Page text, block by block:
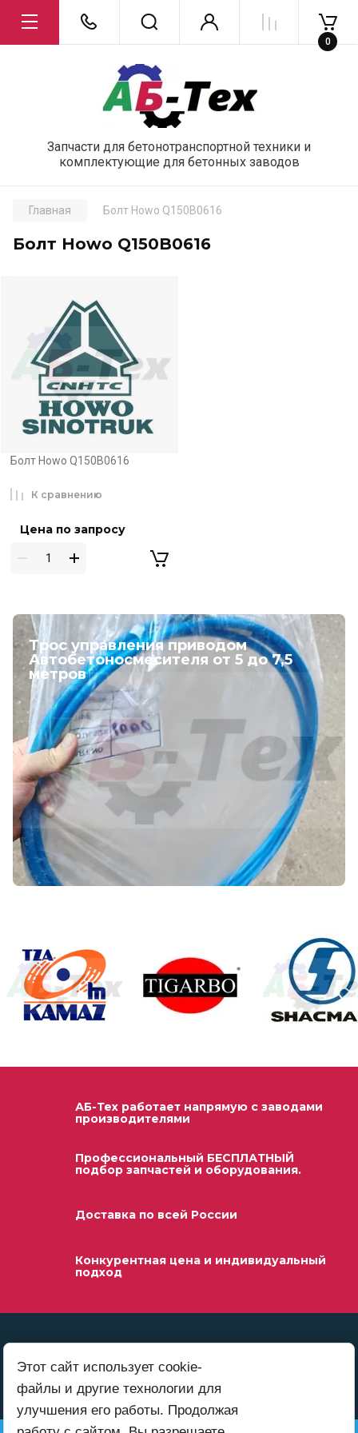
Запчасти для бетонотранспортной техники и
комплектующие для бетонных заводов
0
Трос управления приводом
Автобетоносмесителя от 5 до 7,5
метров
Главная Болт Howo Q150B0616
Болт Howo Q150B0616
Болт Howo Q150B0616
Цена по запросу
К сравнению
АБ-Тех работает напрямую с заводами
производителями
Профессиональный БЕСПЛАТНЫЙ
подбор запчастей и оборудования.
Доставка по всей России
Конкурентная цена и индивидуальный
подход
Этот сайт использует cookie-
файлы и другие технологии для
улучшения его работы. Продолжая